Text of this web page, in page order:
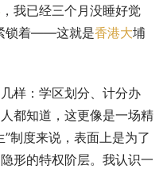
，我已经三个月没睡好觉
锁着——这就是香港大埔
样：学区划分、计分办
都知道，这更像是一场精
制度来说，表面上是为了
形的特权阶层。我认识一